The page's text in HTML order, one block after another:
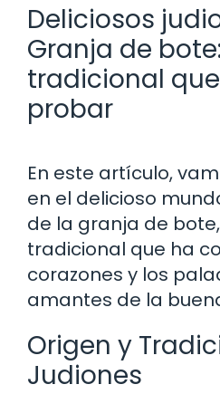
Deliciosos
Granja de
tradicional
probar
En este artículo,
en el delicioso
de la granja de
tradicional que ha
corazones y los
amantes de la
Origen y
Judiones